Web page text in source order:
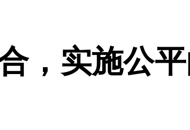
，实施公